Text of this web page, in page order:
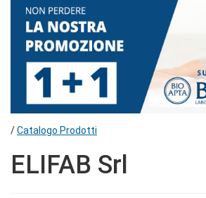
/Catalogo Prodotti
ELIFAB Srl